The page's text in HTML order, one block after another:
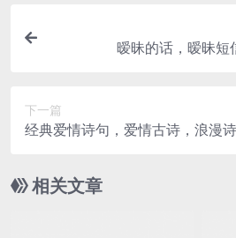
暧昧的话，暧昧短
下一篇
经典爱情诗句，爱情古诗，浪漫
相关文章